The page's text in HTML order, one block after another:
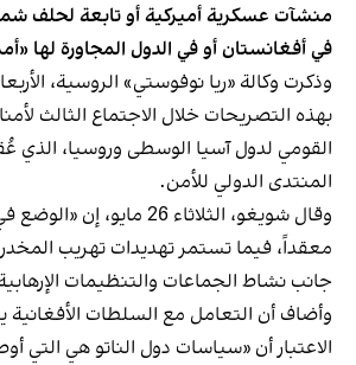
منشآت عسكرية أميركية أو تابعة لحلف
في أفغانستان أو في الدول المجاورة لها
وذكرت وكالة «ريا نوفوستي» الروسية،
بهذه التصريحات خلال الاجتماع الثالث
القومي لدول آسيا الوسطى وروسيا،
المنتدى الدولي للأمن.
وقال شويغو، الثلاثاء 26
معقداً، فيما تستمر تهديدات تهريب
جانب نشاط الجماعات والتنظيمات
وأضاف أن التعامل مع السلطات
الاعتبار أن «سياسات دول الناتو هي التي